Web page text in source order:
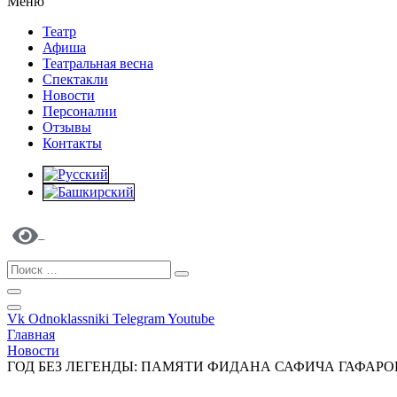
Театр
Афиша
Театральная весна
Спектакли
Новости
Персоналии
Отзывы
Контакты
Vk Odnoklassniki TelegramYoutube
Главная
Новости
ГОД БЕЗ ЛЕГЕНДЫ: ПАМЯТИ ФИДАНА САФИЧА